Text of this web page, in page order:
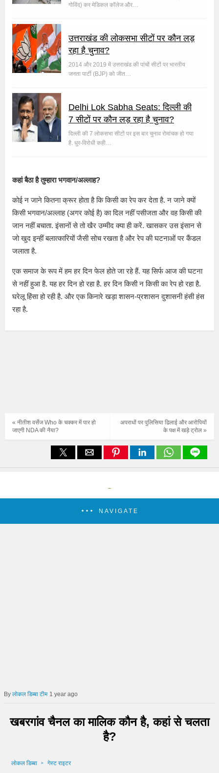
गोविंद) कर मेडिकल कॉलेज और…
उत्तराखंड की लोकसभा सीटों पर कौन लड़
रहा है चुनाव?
2014 और 2019 में उत्तराखंड की पांचों सीटों पर भारतीय
जनता पार्टी (BJP) को जीत…
Delhi Lok Sabha Seats: दिल्ली की
7 सीटों पर कौन लड़ रहा है चुनाव?
दिल्ली की 7 लोकसभा सीटों पर इस बार चुनाव रोमांचक हो गया
है. धुर-विरोधी कही…
कहां बैठा है तुम्हारा भगवान/अल्लाह?
कोई न जाने कितना क्रूर होता है कि किसी का रेप कर देता है. न जाने क्यों
किसी भगवान/अल्लाह (अगर कोई है) का दिल नहीं पसीजता और वह किसी की
जान नहीं बचाता. इंसानों से तो खैर उम्मीद क्या ही करें. खासकर उस इंसान से
जो खुद इन्हीं बलात्कारियों जैसी सोच रखता है और रेप की घटनाओं पर कैंडल
जलाता है.
एक समाज के रूप में हम हर दिन फेल होते जा रहे हैं. यह सिर्फ आज की घटना
से नहीं हुआ है. यह हर दिन हो रहा है. हर दिन किसी न किसी का रेप हो रहा है.
घरेलू हिंसा हो रही है. और एक किनारे खड़ा शासन-प्रशासन दुशासनी हंसी हंस
रहा है.
अपराधों पर पुलिसिया ढिलाई और आरोपियों
के पक्ष में खड़े ट्रोल »
« नीतीश वर्सेज Who के चक्कर में पार हो
जाएगी NDA की नैया?